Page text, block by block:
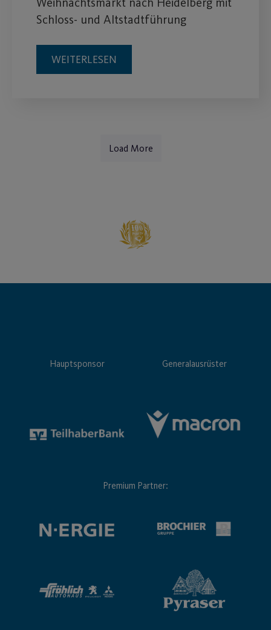
Schloss- und Altstadtführung
WEITERLESEN
Load More
Hauptsponsor Generalausrüster
Premium Partner: